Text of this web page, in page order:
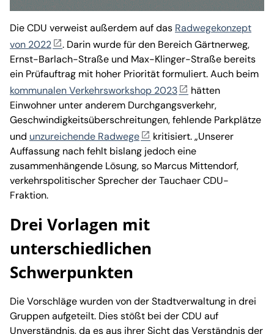
Die CDU verweist außerdem auf das Radwegekonzept
von 2022
. Darin wurde für den Bereich Gärtnerweg,
Ernst-Barlach-Straße und Max-Klinger-Straße bereits
ein Prüfauftrag mit hoher Priorität formuliert. Auch beim
kommunalen Verkehrsworkshop 2023
hätten
Einwohner unter anderem Durchgangsverkehr,
Geschwindigkeitsüberschreitungen, fehlende Parkplätze
und unzureichende Radwege
kritisiert. „Unserer
Auffassung nach fehlt bislang jedoch eine
zusammenhängende Lösung, so Marcus Mittendorf,
verkehrspolitischer Sprecher der Tauchaer CDU-
Fraktion.
Drei Vorlagen mit
unterschiedlichen
Schwerpunkten
Die Vorschläge wurden von der Stadtverwaltung in drei
Gruppen aufgeteilt. Dies stößt bei der CDU auf
Unverständnis, da es aus ihrer Sicht das Verständnis der